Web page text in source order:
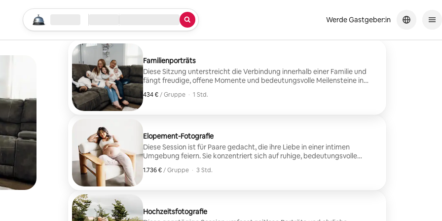
Suche starten
Standort Check-in/Check-out
Art des Services Werde Gastgeber:in
Familienporträts
Diese Sitzung unterstreicht die Verbindung innerhalb einer Familie und
fängt freudige, offene Momente und bedeutungsvolle Meilensteine in
einer entspannten und natürlichen Umgebung ein.
434 € / Gruppe
434 € pro Gruppe
, · 1 Std.
Elopement-Fotografie
Diese Session ist für Paare gedacht, die ihre Liebe in einer intimen
Umgebung feiern. Sie konzentriert sich auf ruhige, bedeutungsvolle
Hochzeit ehren.
1.736 € / Gruppe
1.736 € pro Gruppe
, · 3 Std.
Hochzeitsfotografie